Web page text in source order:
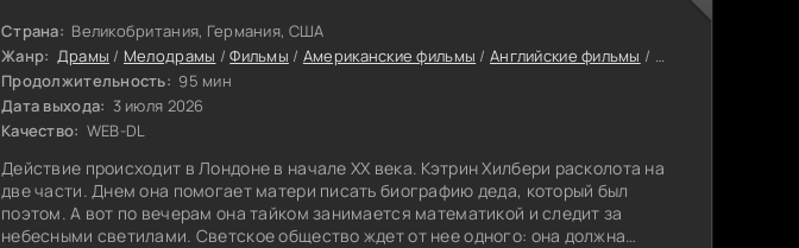
Страна: Великобритания, Германия, США
Жанр: Драмы / Мелодрамы /Фильмы / Американские фильмы /Английские фильмы / Немецкие фильмы
Продолжительность: 95 мин
Дата выхода: 3 июля 2026
Качество: WEB-DL
Действие происходит в Лондоне в начале XX века. Кэтрин Хилбери расколота на
две части. Днем она помогает матери писать биографию деда, который был
поэтом. А вот по вечерам она тайком занимается математикой и следит за
небесными светилами. Светское общество ждет от нее одного: она должна